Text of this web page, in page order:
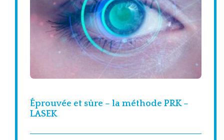
Éprouvée et sûre – la méthode PRK –
LASEK